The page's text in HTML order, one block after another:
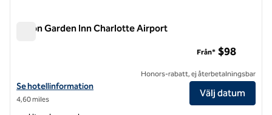
Hilton Garden Inn Charlotte Airport
Visa hotelluppgifter för Hilton Garden Inn Charlotte Airport
Se hotellinformation
4,60 miles
Från* $98
Honors-rabatt, ej återbetalningsbar
Välj datum